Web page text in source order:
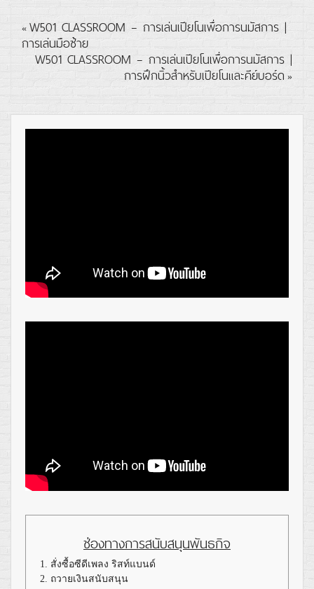
« W501 CLASSROOM – การเล่นเปียโนเพื่อการนมัสการ |
การเล่นมือซ้าย
W501 CLASSROOM – การเล่นเปียโนเพื่อการนมัสการ |
การฝึกนิ้วสำหรับเปียโนและคีย์บอร์ด »
ช่องทางการสนับสนุนพันธกิจ
1. สั่งซื้อซีดีเพลง ริสท์แบนด์
2. ถวายเงินสนับสนุน